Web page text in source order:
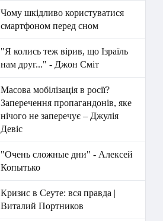
Чому шкідливо користуватися
смартфоном перед сном
"Я колись теж вірив, що Ізраїль
нам друг..." - Джон Сміт
Масова мобілізація в росії?
Заперечення пропагандонів, яке
нічого не заперечує – Джулія
Девіс
"Очень сложные дни" - Алексей
Копытько
Кризис в Сеуте: вся правда |
Виталий Портников